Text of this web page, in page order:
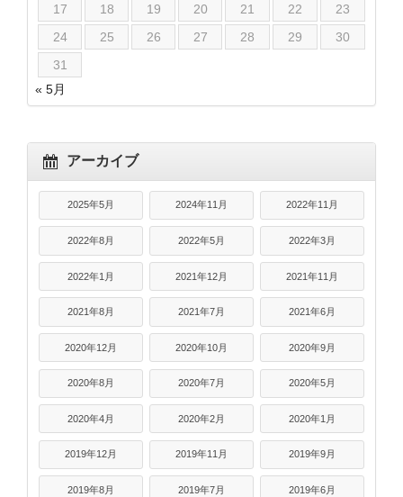
17
18 19 20 21 22
23
24
25 26 27 28 29
30
31
« 5月
アーカイブ
2025年5月 2024年11月 2022年11月
2022年8月 2022年5月 2022年3月
2022年1月 2021年12月 2021年11月
2021年8月 2021年7月 2021年6月
2020年12月 2020年10月 2020年9月
2020年8月 2020年7月 2020年5月
2020年4月 2020年2月 2020年1月
2019年12月 2019年11月 2019年9月
2019年8月 2019年7月 2019年6月